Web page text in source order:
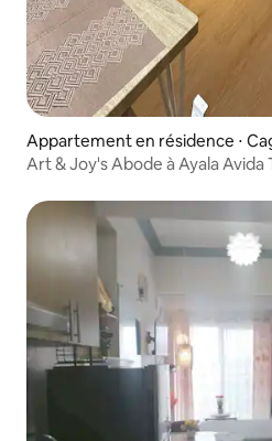
Appartement en résidence ⋅
Art & Joy's Abode à Ayala Avida